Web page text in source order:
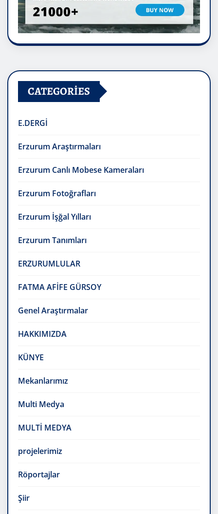
CATEGORIES
E.DERGİ
Erzurum Araştırmaları
Erzurum Canlı Mobese Kameraları
Erzurum Fotoğrafları
Erzurum İşğal Yılları
Erzurum Tanımları
ERZURUMLULAR
FATMA AFİFE GÜRSOY
Genel Araştırmalar
HAKKIMIZDA
KÜNYE
Mekanlarımız
Multi Medya
MULTİ MEDYA
projelerimiz
Röportajlar
Şiir